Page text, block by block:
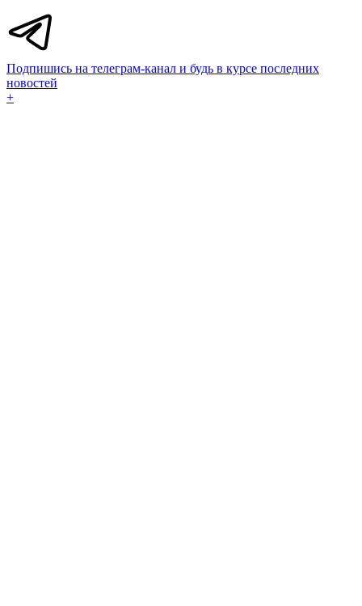
Подпишись на телеграм-канал и будь в курсе последних
новостей
+